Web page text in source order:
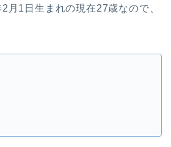
月1日生まれの現在27歳なので、